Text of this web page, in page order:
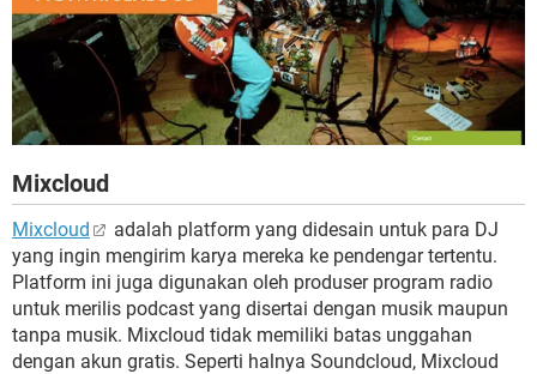
Mixcloud
Mixcloud
adalah platform yang didesain untuk para DJ
yang ingin mengirim karya mereka ke pendengar tertentu.
Platform ini juga digunakan oleh produser program radio
untuk merilis podcast yang disertai dengan musik maupun
tanpa musik. Mixcloud tidak memiliki batas unggahan
dengan akun gratis. Seperti halnya Soundcloud, Mixcloud